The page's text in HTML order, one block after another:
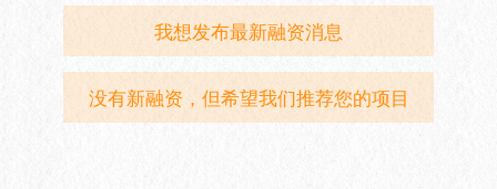
我想发布最新融资消息
没有新融资，但希望我们推荐您的项目